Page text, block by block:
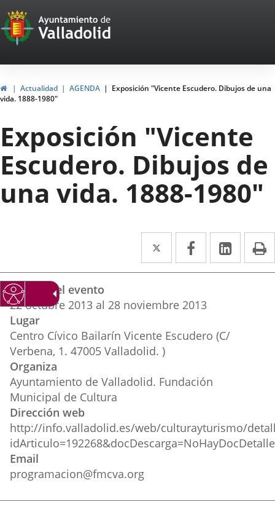
Portal
Web
del
Ayuntamiento
de
Valladolid
HomeActualidad AGENDA
Exposición "Vicente Escudero. Dibujos de una
vida. 1888-1980"
Exposición "Vicente
Escudero. Dibujos de
una vida. 1888-1980"
Twitter
Enlace
a
aplicación
externa.
Facebook
Enlace
a
aplicación
externa.
Enlace
a
Datos
del
evento
Fechas del evento
22 octubre 2013 al 28 noviembre 2013
Lugar
Centro Cívico Bailarín Vicente Escudero (C/
Verbena, 1. 47005 Valladolid. )
Organiza
Ayuntamiento de Valladolid. Fundación
Municipal de Cultura
Dirección web
http://info.valladolid.es/web/culturayturismo/
Email
programacion@fmcva.org